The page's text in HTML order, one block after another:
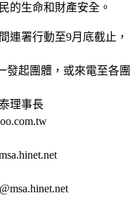
的生命和財產安全。
連署行動至9月底截止，
發起團體，或來電至各團
理事長